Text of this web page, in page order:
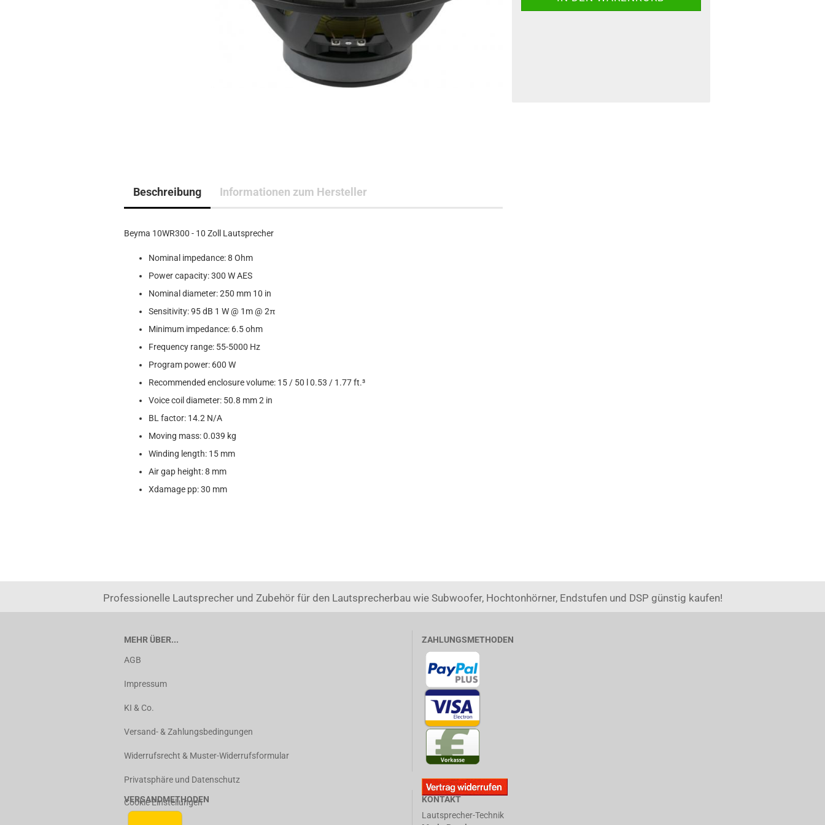
Beschreibung Informationen zum Hersteller
Beyma 10WR300 - 10 Zoll Lautsprecher
Nominal impedance: 8 Ohm
Power capacity: 300 W AES
Nominal diameter: 250 mm 10 in
Sensitivity: 95 dB 1 W @ 1m @ 2π
Minimum impedance: 6.5 ohm
Frequency range: 55-5000 Hz
Program power: 600 W
Recommended enclosure volume: 15 / 50 l 0.53 / 1.77 ft.³
Voice coil diameter: 50.8 mm 2 in
BL factor: 14.2 N/A
Moving mass: 0.039 kg
Winding length: 15 mm
Air gap height: 8 mm
Xdamage pp: 30 mm
Professionelle Lautsprecher und Zubehör für den Lautsprecherbau wie Subwoofer, Hochtonhörner, Endstufen und DSP günstig kaufen!
MEHR ÜBER...
AGB
Impressum
KI & Co.
Versand- & Zahlungsbedingungen
Widerrufsrecht & Muster-Widerrufsformular
Privatsphäre und Datenschutz
Cookie Einstellungen
ZAHLUNGSMETHODEN
VERSANDMETHODEN
KONTAKT
Lautsprecher-Technik